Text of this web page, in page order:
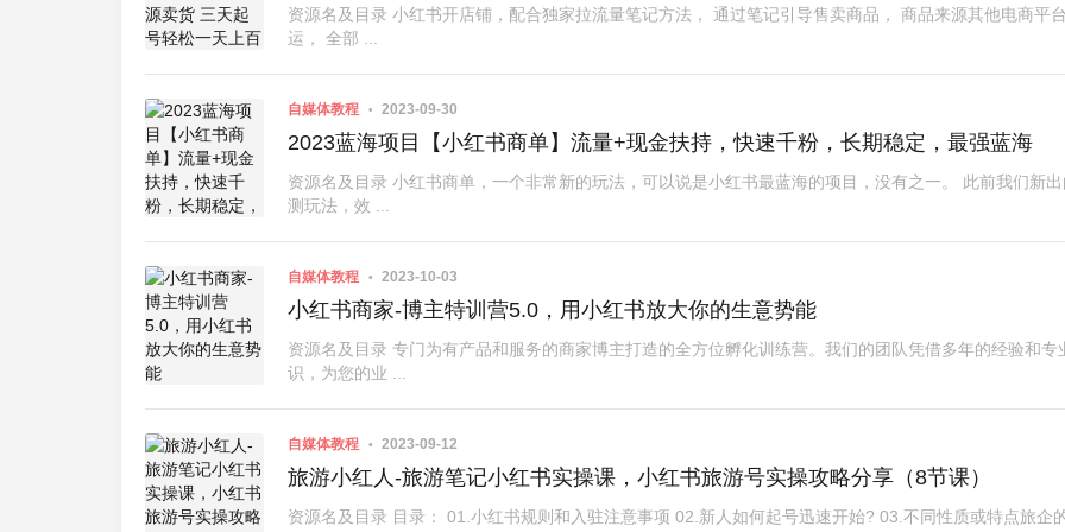
资源名及目录 小红书开店铺，配合独家拉流量笔记方法， 通过笔记引导售卖商品， 商品来源其他电商平
运， 全部 ...
自媒体教程 2023-09-30
2023蓝海项目【小红书商单】流量+现金扶持，快速千粉，长期稳定，最强蓝海
资源名及目录 小红书商单，一个非常新的玩法，可以说是小红书最蓝海的项目，没有之一。 此前我们新出
测玩法，效 ...
自媒体教程 2023-10-03
小红书商家-博主特训营5.0，用小红书放大你的生意势能
资源名及目录 专门为有产品和服务的商家博主打造的全方位孵化训练营。我们的团队凭借多年的经验和专
识，为您的业 ...
自媒体教程 2023-09-12
旅游小红人-旅游笔记小红书实操课，小红书旅游号实操攻略分享（8节课）
资源名及目录 目录： 01.小红书规则和入驻注意事项 02.新人如何起号迅速开始? 03.不同性质或特点旅企的